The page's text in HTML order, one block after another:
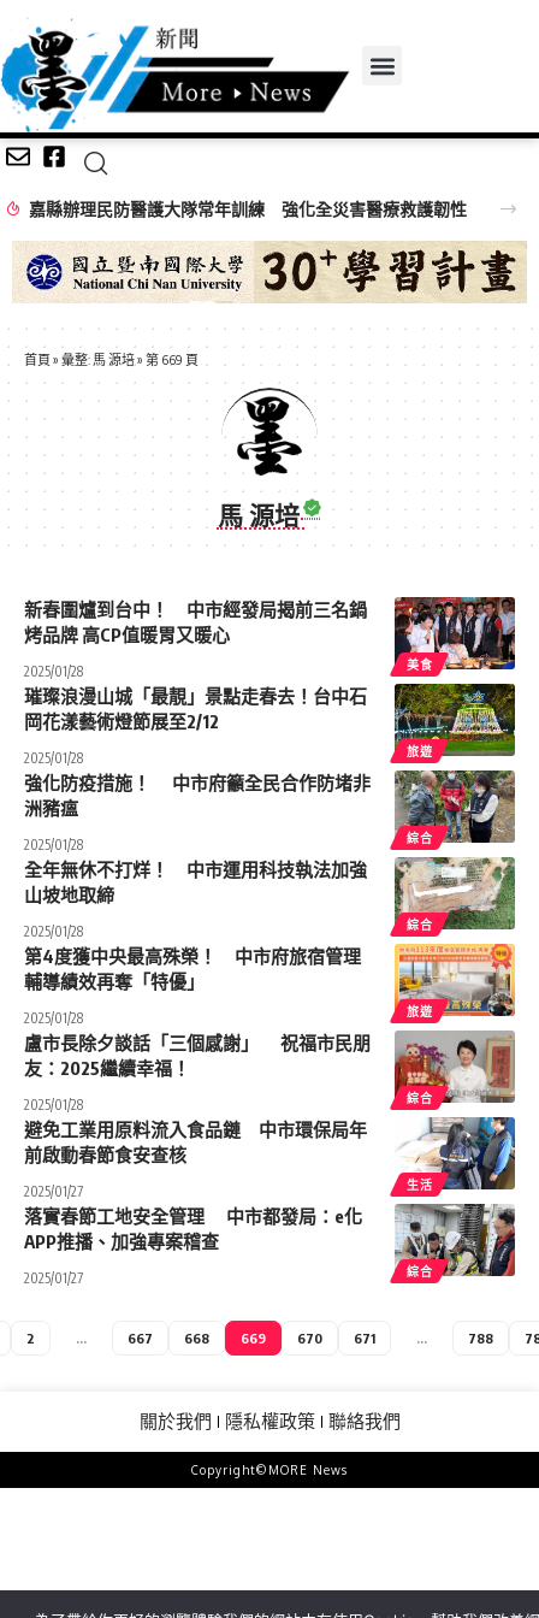
嘉縣辦理民防醫護大隊常年訓練 強化全災害醫療救護韌性
首頁 » 彙整: 馬 源培» 第 669 頁
馬 源培
美食
新春圍爐到台中！ 中市經發局揭前三名鍋
烤品牌 高CP值暖胃又暖心
2025/01/28
旅遊
璀璨浪漫山城「最靚」景點走春去！台中石
岡花漾藝術燈節展至2/12
2025/01/28
綜合
強化防疫措施！ 中市府籲全民合作防堵非
洲豬瘟
2025/01/28
綜合
全年無休不打烊！ 中市運用科技執法加強
山坡地取締
2025/01/28
旅遊
第4度獲中央最高殊榮！ 中市府旅宿管理
輔導績效再奪「特優」
2025/01/28
綜合
盧市長除夕談話「三個感謝」 祝福市民朋
友：2025繼續幸福！
2025/01/28
生活
避免工業用原料流入食品鏈 中市環保局年
前啟動春節食安查核
2025/01/27
綜合
落實春節工地安全管理 中市都發局：e化
APP推播、加強專案稽查
2025/01/27
2 ... 667 668 669 670 671 ... 788
關於我們 隱私權政策 聯絡我們
Copyright©MORE News